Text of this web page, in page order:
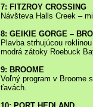
7: FITZROY CROSSING
Návšteva Halls Creek –
8: GEIKIE GORGE –
Plavba strhujúcou
modrá zátoky Roebuck
9: BROOME
Voľný program v Broome
ťavách.